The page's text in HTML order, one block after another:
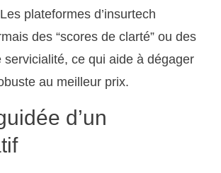
plateformes d’insurtech
des “scores de clarté” ou des
servicialité, ce qui aide à dégager
au meilleur prix.
d’un